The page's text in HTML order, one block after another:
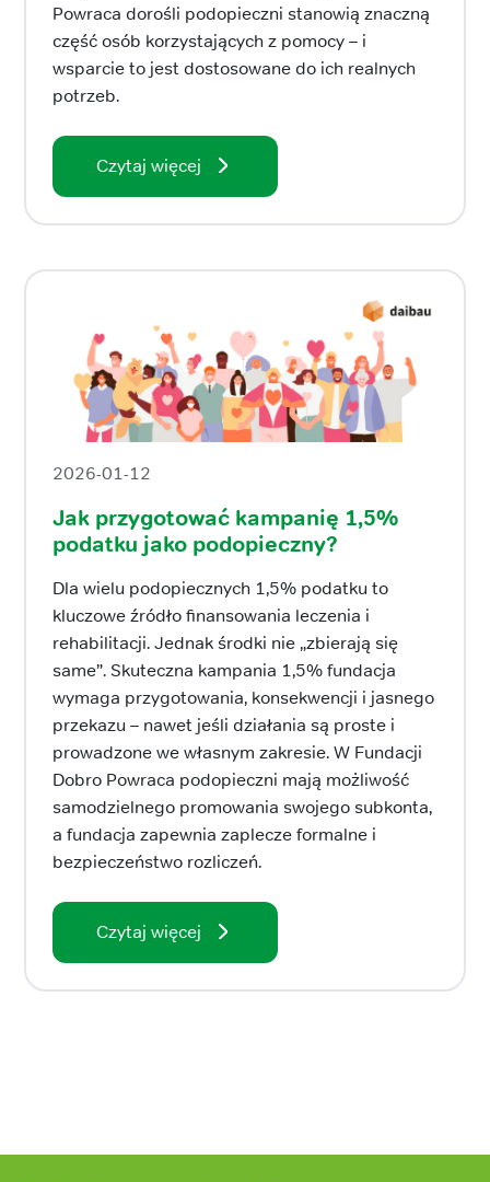
Powraca dorośli podopieczni stanowią znaczną
część osób korzystających z pomocy – i
wsparcie to jest dostosowane do ich realnych
potrzeb.
Czytaj więcej
2026-01-12
Jak przygotować kampanię 1,5%
podatku jako podopieczny?
Dla wielu podopiecznych 1,5% podatku to
kluczowe źródło finansowania leczenia i
rehabilitacji. Jednak środki nie „zbierają się
same”. Skuteczna kampania 1,5% fundacja
wymaga przygotowania, konsekwencji i jasnego
przekazu – nawet jeśli działania są proste i
prowadzone we własnym zakresie. W Fundacji
Dobro Powraca podopieczni mają możliwość
samodzielnego promowania swojego subkonta,
a fundacja zapewnia zaplecze formalne i
bezpieczeństwo rozliczeń.
Czytaj więcej